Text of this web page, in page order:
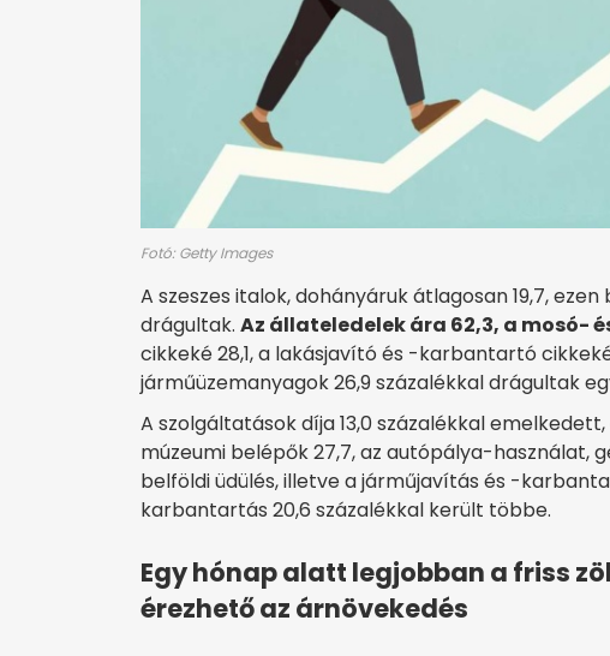
Fotó: Getty Images
A szeszes italok, dohányáruk átlagosan 19,7,
drágultak. Az állateledelek ára 62,3, a mosó-
cikkeké 28,1, a lakásjavító és -karbantartó
járműüzemanyagok 26,9 százalékkal drágultak
A szolgáltatások díja 13,0 százalékkal
múzeumi belépők 27,7, az autópálya-használat,
belföldi üdülés, illetve a járműjavítás és -
karbantartás 20,6 százalékkal került többe.
Egy hónap alatt legjobban a friss
érezhető az árnövekedés